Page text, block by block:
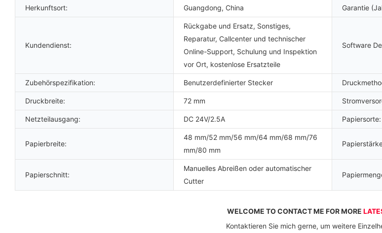
Herkunftsort: Guangdong, China Garantie
Kundendienst:
Rückgabe und Ersatz, Sonstiges,
Reparatur, Callcenter und technischer
Online-Support, Schulung und Inspektion
vor Ort, kostenlose Ersatzteile
Software
Zubehörspezifikation: Benutzerdefinierter Stecker
Druckbreite: 72 mm
Netzteilausgang: DC 24V/2.5A Papiersorte:
Papierbreite:
48 mm/52 mm/56 mm/64 mm/68 mm/76
mm/80 mm
Papierschnitt:
Manuelles Abreißen oder automatischer
Cutter
WELCOME TO CONTACT ME FOR MORE
Kontaktieren Sie mich gerne, um weitere